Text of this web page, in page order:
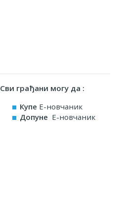
Сви грађани могу да :
Купе Е-новчаник
Допуне Е-новчаник